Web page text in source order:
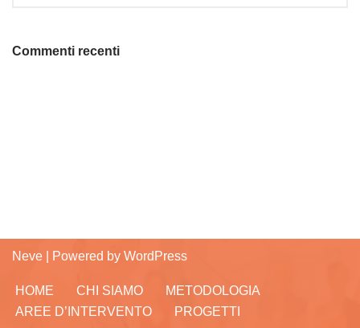
Commenti recenti
Neve | Powered by WordPress
HOME CHI SIAMO
METODOLOGIA
AREE D’INTERVENTO
PROGETTI